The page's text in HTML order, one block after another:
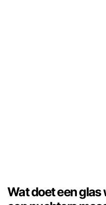
Wat doet een glas